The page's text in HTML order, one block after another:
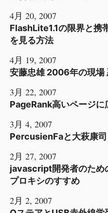
4月 20, 2007
FlashLite1.1の限界と携
を見る方法
4月 19, 2007
安藤忠雄 2006年の現場
3月 22, 2007
PageRank高いページに
3月 4, 2007
PercusienFaと大萩康司
2月 27, 2007
javascript開発者のた
プロキシのすすめ
2月 2, 2007